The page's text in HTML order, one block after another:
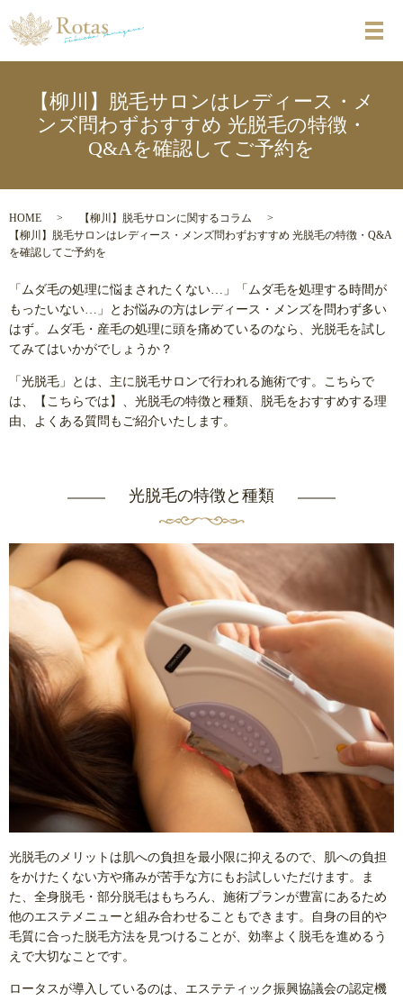
メ
【柳川】脱毛サロンはレディース・メ
ンズ問わずおすすめ 光脱毛の特徴・
Q&Aを確認してご予約を
HOME
【柳川】脱毛サロンに関するコラム
【柳川】脱毛サロンはレディース・メンズ問わずおすすめ 光脱毛の特徴・Q&A
を確認してご予約を
「ムダ毛の処理に悩まされたくない…」「ムダ毛を処理する時間が
もったいない…」とお悩みの方はレディース・メンズを問わず多い
はず。ムダ毛・産毛の処理に頭を痛めているのなら、光脱毛を試し
てみてはいかがでしょうか？
「光脱毛」とは、主に脱毛サロンで行われる施術です。こちらで
は、【こちらでは】、光脱毛の特徴と種類、脱毛をおすすめする理
由、よくある質問もご紹介いたします。
光脱毛の特徴と種類
光脱毛のメリットは肌への負担を最小限に抑えるので、肌への負担
をかけたくない方や痛みが苦手な方にもお試しいただけます。ま
た、全身脱毛・部分脱毛はもちろん、施術プランが豊富にあるため
他のエステメニューと組み合わせることもできます。自身の目的や
毛質に合った脱毛方法を見つけることが、効率よく脱毛を進めるう
えで大切なことです。
ロータスが導入しているのは、エステティック振興協議会の認定機